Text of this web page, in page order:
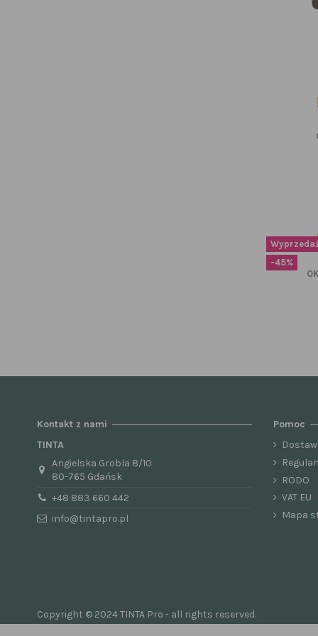
-45%
Kontakt z nami
TINTA
Angielska Grobla 8/10
80-765 Gdańsk
+48 883 660 442
info@tintapro.pl
Pomoc
RODO
VAT EU
Mapa
Copyright © 2024 TINTA Pro - all rights reserved.